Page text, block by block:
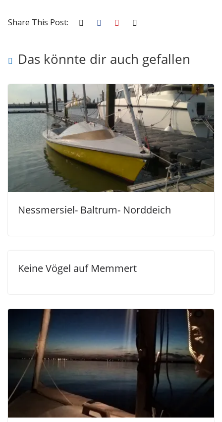
Share This Post:
Das könnte dir auch gefallen
Nessmersiel- Baltrum- Norddeich
Keine Vögel auf Memmert